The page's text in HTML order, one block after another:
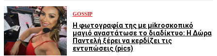
GOSSIP
Η φωτογραφία της με μikroσκοπικό
μαγιό αναστάτωσε το διαδίκτυο: Η Δώρα
Παντελή ξέρει να κερδίζει τις
εντυπώσεις (pics)